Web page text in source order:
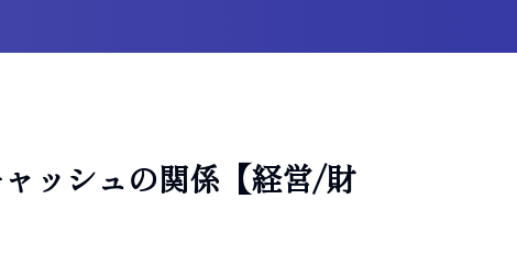
ッシュの関係【経営/財